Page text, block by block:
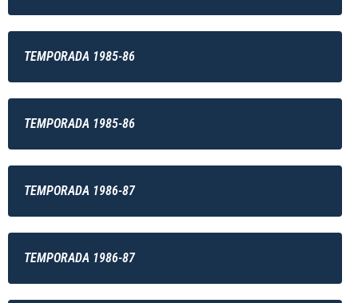
TEMPORADA 1985-86
TEMPORADA 1985-86
TEMPORADA 1986-87
TEMPORADA 1986-87